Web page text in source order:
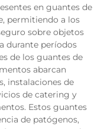
en guantes de
permitiendo a los
sobre objetos
durante períodos
de los guantes de
abarcan
instalaciones de
de catering y
Estos guantes
de patógenos,